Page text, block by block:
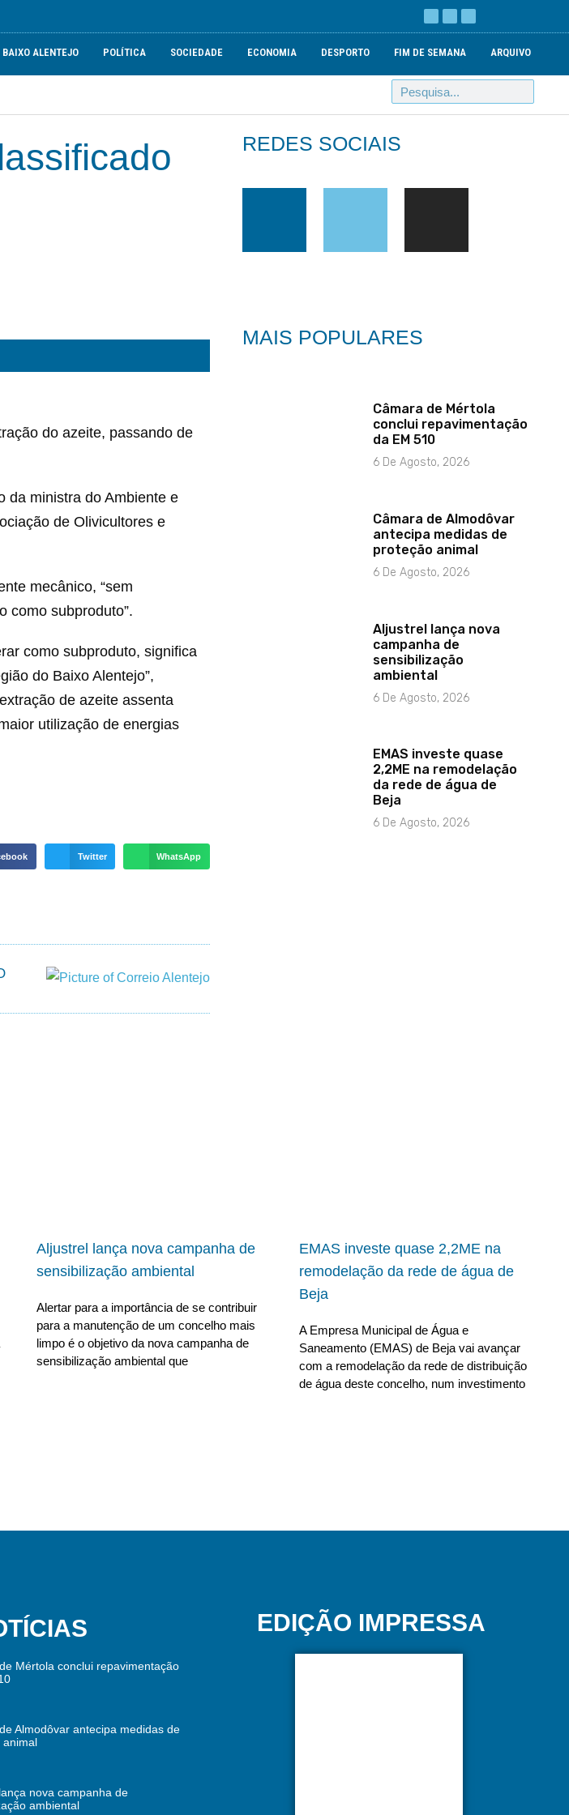
BAIXO ALENTEJO POLÍTICA SOCIEDADE ECONOMIA DESPORTO FIM DE SEMANA ARQUIVO
do azeite, passando de
da ministra do Ambiente e
de Olivicultores e
mecânico, “sem
como subproduto”.
como subproduto, significa
do Baixo Alentejo”,
de azeite assenta
utilização de energias
Twitter WhatsApp
REDES SOCIAIS
MAIS POPULARES
Câmara de Mértola
conclui repavimentação
da EM 510
6 De Agosto, 2026
Câmara de Almodôvar
antecipa medidas de
proteção animal
6 De Agosto, 2026
Aljustrel lança nova
campanha de
sensibilização
ambiental
6 De Agosto, 2026
EMAS investe quase
2,2ME na remodelação
da rede de água de
Beja
6 De Agosto, 2026
Aljustrel lança nova campanha de
sensibilização ambiental
Alertar para a importância de se contribuir
para a manutenção de um concelho mais
limpo é o objetivo da nova campanha de
sensibilização ambiental que
EMAS investe quase 2,2ME na
remodelação da rede de água de
Beja
A Empresa Municipal de Água e
Saneamento (EMAS) de Beja vai avançar
com a remodelação da rede de distribuição
de água deste concelho, num investimento
Mértola conclui repavimentação
Almodôvar antecipa medidas de
animal
nova campanha de
ambiental
EDIÇÃO IMPRESSA